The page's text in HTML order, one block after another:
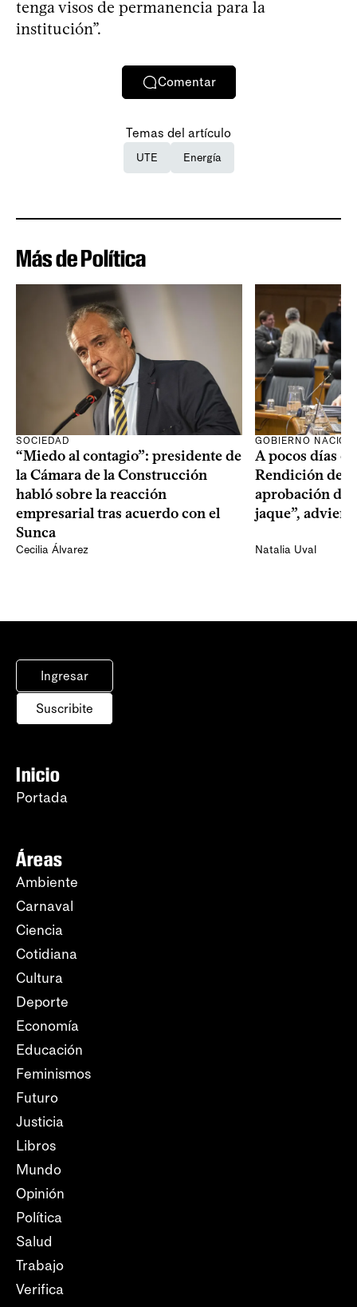
tenga visos de permanencia para la
institución”.
Comentar
Temas del artículo
UTE Energía
Más de Política
SOCIEDAD
“Miedo al contagio”: presidente de
la Cámara de la Construcción
habló sobre la reacción
empresarial tras acuerdo con el
Sunca
Cecilia Álvarez
GOBIERNO
A pocos días
Rendición de
aprobación del
jaque”,
Natalia Uval
Ingresar
Suscribite
Inicio
Portada
Áreas
Ambiente
Carnaval
Ciencia
Cotidiana
Cultura
Deporte
Economía
Educación
Feminismos
Futuro
Justicia
Libros
Mundo
Opinión
Política
Salud
Trabajo
Verifica